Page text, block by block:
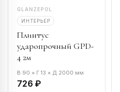
GLANZEPOL
ИНТЕРЬЕР
Плинтус
ударопрочный GPD-
4 2м
В 90 × Г 13 × Д 2000 мм
726 ₽